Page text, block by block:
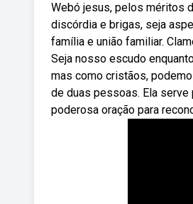
Webó jesus, pelos méritos
discórdia e brigas, seja
família e união familiar.
Seja nosso escudo
mas como cristãos,
de duas pessoas. Ela
poderosa oração para